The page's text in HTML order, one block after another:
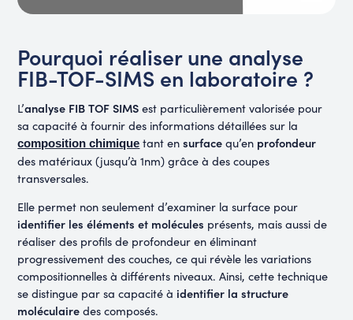
Pourquoi réaliser une analyse
FIB-TOF-SIMS en laboratoire ?
L’analyse FIB TOF SIMS est particulièrement valorisée pour
sa capacité à fournir des informations détaillées sur la
composition chimique tant ensurfacequ’en profondeur
des matériaux (jusqu’à 1nm) grâce à des coupes
transversales.
Elle permet non seulement d’examiner la surface pour
identifier les éléments et molécules présents, mais aussi de
réaliser des profils de profondeur en éliminant
progressivement des couches, ce qui révèle les variations
compositionnelles à différents niveaux. Ainsi, cette technique
se distingue par sa capacité à identifier la structure
moléculaire des composés.